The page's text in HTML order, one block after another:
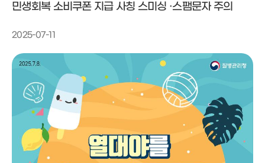
민생회복 소비쿠폰 지급 사칭 스미싱 ·스팸문자 주의
2025-07-11